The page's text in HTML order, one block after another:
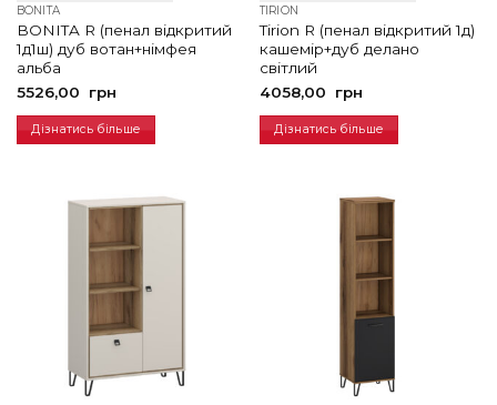
BONITA
BONITA R (пенал відкритий
1д1ш) дуб вотан+німфея
альба
5526,00
грн
Дізнатись більше
TIRION
Tirion R (пенал відкритий 1д)
кашемір+дуб делано
світлий
4058,00
грн
Дізнатись більше